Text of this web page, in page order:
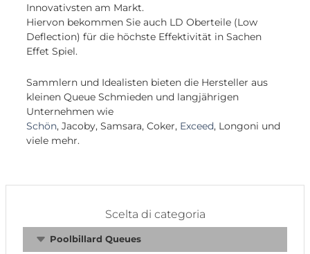
Innovativsten am Markt.
Hiervon bekommen Sie auch LD Oberteile (Low
Deflection) für die höchste Effektivität in Sachen
Effet Spiel.
Sammlern und Idealisten bieten die Hersteller aus
kleinen Queue Schmieden und langjährigen
Unternehmen wie
Schön, Jacoby, Samsara, Coker, Exceed, Longoni und
viele mehr.
Scelta di categoria
Poolbillard Queues